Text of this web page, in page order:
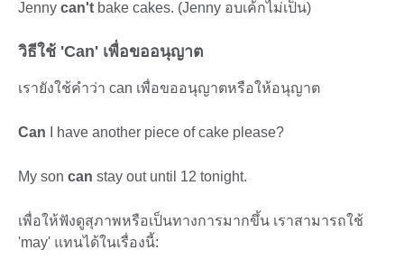
Jenny can't bake cakes. (Jenny อบเค้กไม่เป็น)
วิธีใช้ 'Can' เพื่อขออนุญาต
เรายังใช้คำว่า can เพื่อขออนุญาตหรือให้อนุญาต
Can I have another piece of cake please?
My son can stay out until 12 tonight.
เพื่อให้ฟังดูสุภาพหรือเป็นทางการมากขึ้น เราสามารถใช้
'may' แทนได้ในเรื่องนี้: